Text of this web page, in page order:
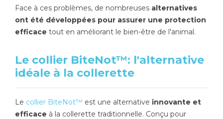
Face à ces problèmes, de nombreuses alternatives
ont été développées pour assurer une protection
efficace tout en améliorant le bien-être de l'animal.
Le collier BiteNot™: l'alternative
idéale à la collerette
Le collier BiteNot™ est une alternative innovante et
efficace à la collerette traditionnelle. Conçu pour